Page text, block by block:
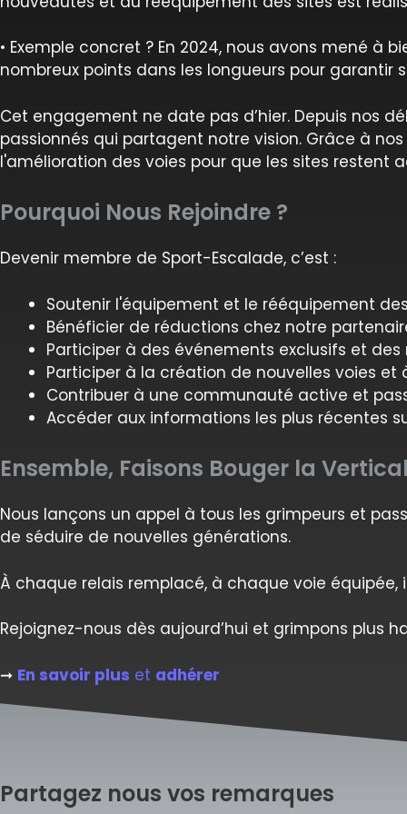
• Exemple concret ? En 2024, nous avons mené
nombreux points dans les longueurs pour garantir
Cet engagement ne date pas d’hier. Depuis nos
passionnés qui partagent notre vision. Grâce à
l'amélioration des voies pour que les sites restent
Pourquoi Nous Rejoindre ?
Devenir membre de Sport-Escalade, c’est :
Soutenir l'équipement et le rééquipement
Bénéficier de réductions chez notre
Participer à des événements exclusifs et
Participer à la création de nouvelles voies et
Contribuer à une communauté active et
Accéder aux informations les plus récentes
Ensemble, Faisons Bouger la
Nous lançons un appel à tous les grimpeurs et
de séduire de nouvelles générations.
À chaque relais remplacé, à chaque voie
Rejoignez-nous dès aujourd’hui et grimpons plus
➞ En savoir plus et adhérer
Partagez nous vos remarques